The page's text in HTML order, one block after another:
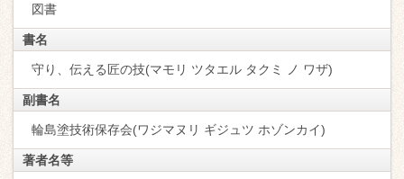
図書
書名
守り、伝える匠の技(マモリ ツタエル タクミ ノ ワザ)
副書名
輪島塗技術保存会(ワジマヌリ ギジュツ ホゾンカイ)
著者名等